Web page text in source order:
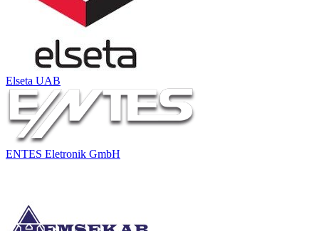
Elseta UAB
ENTES Eletronik GmbH